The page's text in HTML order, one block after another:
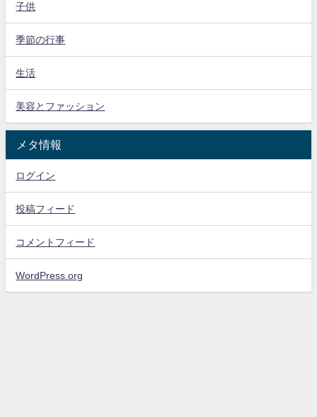
子供
季節の行事
生活
美容とファッション
メタ情報
ログイン
投稿フィード
コメントフィード
WordPress.org